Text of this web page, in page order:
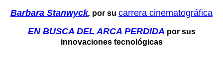
Barbara Stanwyck, por su carrera cinematográfica
EN BUSCA DEL ARCA PERDIDA por sus
innovaciones tecnológicas